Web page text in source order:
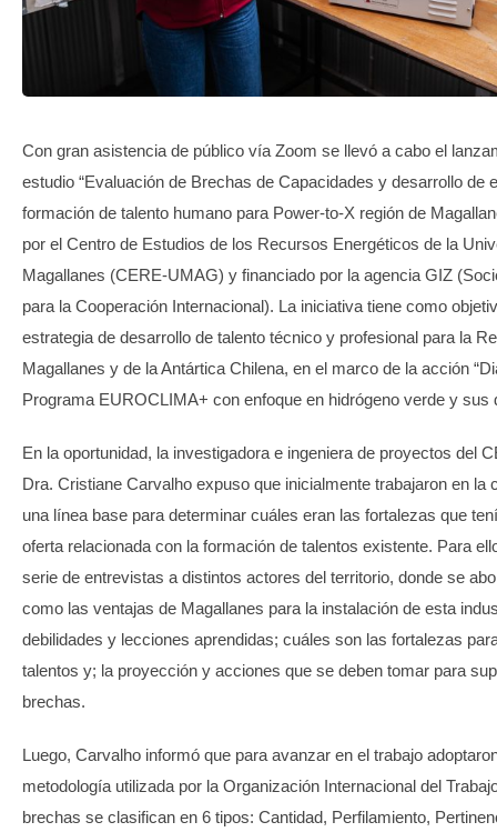
Con gran asistencia de público vía Zoom se llevó a cabo el
estudio “Evaluación de Brechas de Capacidades y desarrollo de
formación de talento humano para Power-to-X región de
por el Centro de Estudios de los Recursos Energéticos de la
Magallanes (CERE-UMAG) y financiado por la agencia GIZ
para la Cooperación Internacional). La iniciativa tiene como
estrategia de desarrollo de talento técnico y profesional para la
Magallanes y de la Antártica Chilena, en el marco de la acción
Programa EUROCLIMA+ con enfoque en hidrógeno verde y sus
En la oportunidad, la investigadora e ingeniera de proyectos del
Dra. Cristiane Carvalho expuso que inicialmente trabajaron en la
una línea base para determinar cuáles eran las fortalezas que
oferta relacionada con la formación de talentos existente. Para
serie de entrevistas a distintos actores del territorio, donde se
como las ventajas de Magallanes para la instalación de esta
debilidades y lecciones aprendidas; cuáles son las fortalezas
talentos y; la proyección y acciones que se deben tomar para
brechas.
Luego, Carvalho informó que para avanzar en el trabajo
metodología utilizada por la Organización Internacional del
brechas se clasifican en 6 tipos: Cantidad, Perfilamiento,